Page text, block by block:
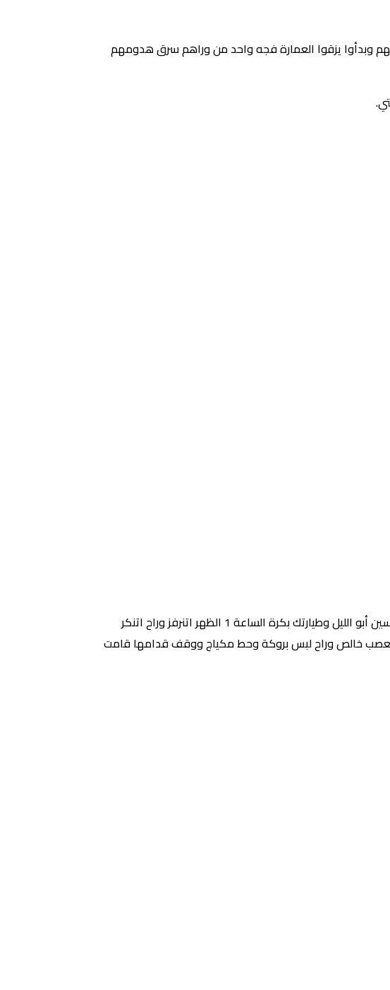
وبدأوا يزقوا العمارة فجه واحد من وراهم سرق هدومهم
اخترعوا في اليابان مرايا بتعرف اسم المسافر ورقم رحلته فا واحد صعيدي وقف قدامها قالت له انت حسين أبو الليل وطيارتك بكرة الساعة 1 الظهر اتنرفز وراح اتنكر
قالت له انت حسين أبو الليل وطيارتك بكرة الساعة 1 الظهر قام اتعصب خالص وراح لبس بروكة وحط مكياج ووقف قدامها قامت